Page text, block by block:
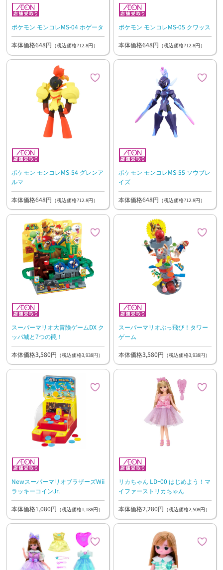
ポケモン モンコレMS-04 ホゲータ
本体価格648円 （税込価格712.8円）
ポケモン モンコレMS-05 クワッス
本体価格648円 （税込価格712.8円）
ポケモン モンコレMS-54 グレンア
ルマ
本体価格648円 （税込価格712.8円）
ポケモン モンコレMS-55 ソウブレ
イズ
本体価格648円 （税込価格712.8円）
スーパーマリオ大冒険ゲームDX ク
ッパ城と7つの罠！
本体価格3,580円 （税込価格3,938円）
スーパーマリオぶっ飛び！タワー
ゲーム
本体価格3,580円 （税込価格3,938円）
NewスーパーマリオブラザーズWii
ラッキーコインJr.
本体価格1,080円 （税込価格1,188円）
リカちゃん LDｰ00 はじめよう！マ
イファーストリカちゃん
本体価格2,280円 （税込価格2,508円）